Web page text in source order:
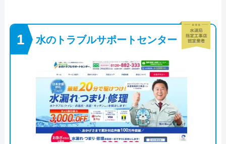
水のトラブルサポートセンター